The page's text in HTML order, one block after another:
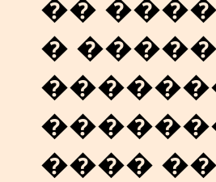
��
�
����